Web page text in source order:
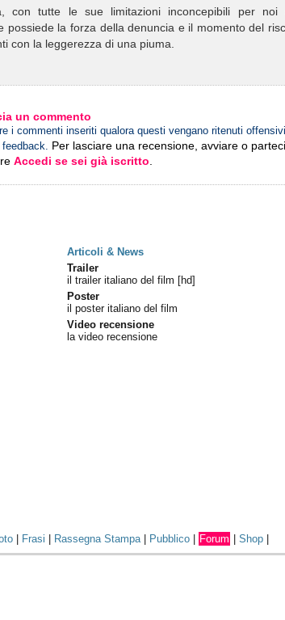
con tutte le sue limitazioni inconcepibili per noi
la forza della denuncia e il momento del
con la leggerezza di una piuma.
un commento
i commenti inseriti qualora questi vengano ritenuti
Per lasciare una recensione, avviare o
Accedi se sei già iscritto
Articoli & News
Trailer
il trailer italiano del film [hd]
Poster
il poster italiano del film
Video recensione
la video recensione
Frasi Rassegna Stampa| Pubblico Forum |Shop